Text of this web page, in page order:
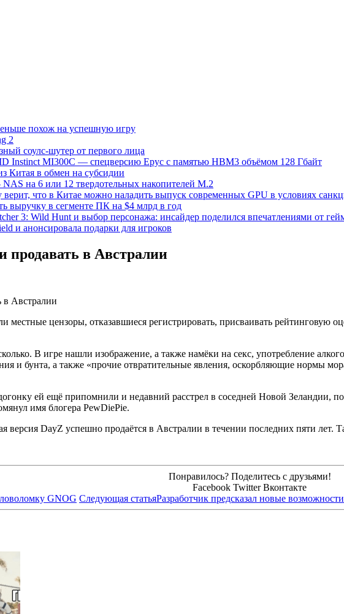
похож на успешную игру
2
соулс-шутер от первого лица
Instinct MI300C — спецверсию Epyc с памятью HBM3 объёмом 128 Гбайт
Китая в обмен на субсидии
на 6 или 12 твердотельных накопителей M.2
верит, что в Китае можно наладить выпуск современных GPU в условиях
выручку в сегменте ПК на $4 млрд в год
3: Wild Hunt и выбор персонажа: инсайдер поделился впечатлениями от
и анонсировала подарки для игроков
продавать в Австралии
местные цензоры, отказавшиеся регистрировать, присваивать рейтинговую
В игре нашли изображение, а также намёки на секс, употребление
и бунта, а также «прочие отвратительные явления, оскорбляющие нормы
ей ещё припомнили и недавний расстрел в соседней Новой Зеландии,
имя блогера PewDiePie.
DayZ успешно продаётся в Австралии в течении последних пяти лет.
Понравилось? Поделитесь с друзьями!
Facebook Twitter Вконтакте
GNOG Следующая статьяРазработчик предсказал новые